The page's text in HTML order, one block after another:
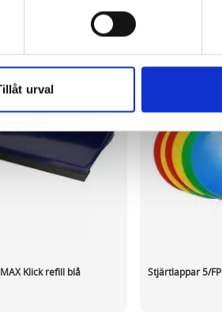
cookies. Under tiden du är inne
även sådana identifierare och annan
samarbetar med. Dessa kan i sin
de har samlat in när du har använt
urval
Klick refill blå Stjärtlappar 5/FP